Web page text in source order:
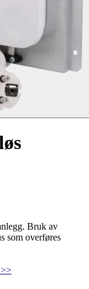
Bruk av
som overføres